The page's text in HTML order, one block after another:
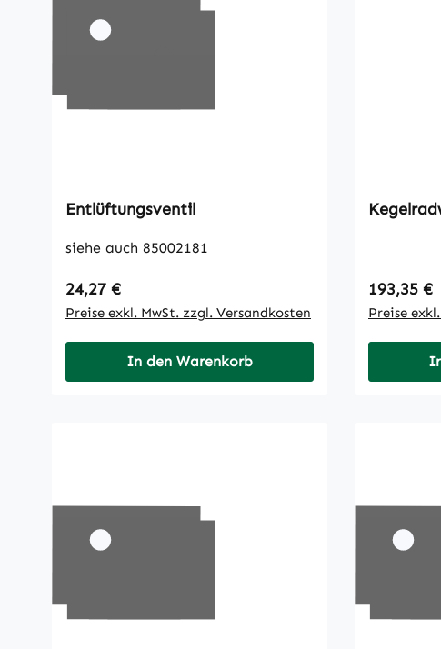
Entlüftungsventil
siehe auch 85002181
Regulärer Preis:
24,27 €
Preise exkl. MwSt. zzgl. Versandkosten
In den Warenkorb
Regulärer
193,35 €
Preise